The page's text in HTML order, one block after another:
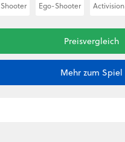
Shooter Ego-Shooter Activision
Preisvergleich
Mehr zum Spiel